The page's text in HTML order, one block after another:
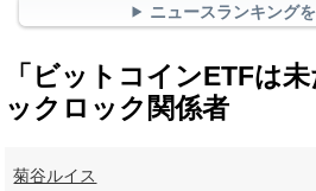
ニュースランキング
「ビットコインETFは
ックロック関係者
菊谷ルイス